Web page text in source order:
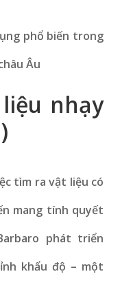
phổ biến trong
Âu
nhạy
tìm ra vật liệu có
mang tính quyết
phát triển
khẩu độ – một